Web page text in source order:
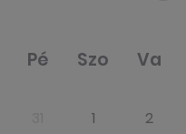
Pé Szo Va
1 2